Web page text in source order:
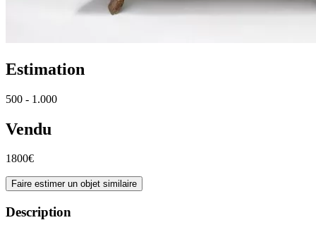
Estimation
500 - 1.000
Vendu
1800€
Faire estimer un objet similaire
Description